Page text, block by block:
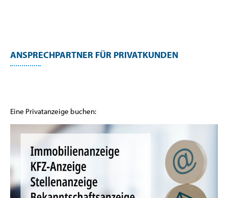
ANSPRECHPARTNER FÜR PRIVATKUNDEN
Eine Privatanzeige buchen: